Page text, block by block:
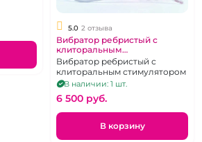
5.0 2 отзыва
Вибратор ребристый с
клиторальным
стимулятором "Удачное
решение"
Вибратор ребристый с
клиторальным стимулятором
В наличии: 1 шт.
6 500 pуб.
В корзину